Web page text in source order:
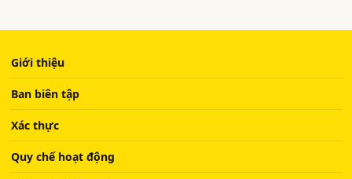
Giới thiệu
Ban biên tập
Xác thực
Quy chế hoạt động